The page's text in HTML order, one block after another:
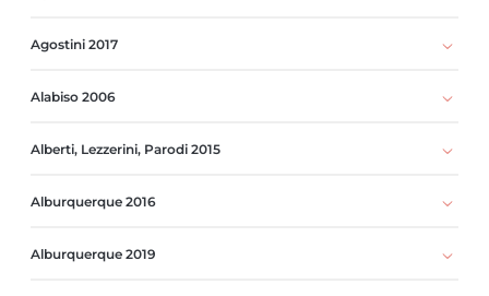
Agostini 2017
Alabiso 2006
Alberti, Lezzerini, Parodi 2015
Alburquerque 2016
Alburquerque 2019